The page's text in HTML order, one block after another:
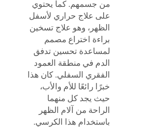
من جسمهم. كما يحتوي
على علاج حراري لأسفل
الظهر، وهو علاج تسخين
براءة اختراع مصمم
لمساعدة تحسين تدفق
الدم في منطقة العمود
الفقري السفلي. كان هذا
خبرًا رائعًا للأم والأب،
حيث يجد كل منهما
الراحة من آلام الظهر
باستخدام هذا الكرسي.